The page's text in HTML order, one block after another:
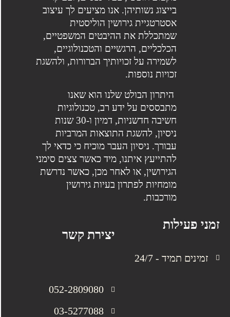
בייצוג נשותיהן. אנו מציעים לך עיצוב
אסטרטגיית גירושין הוליסטית
שמתכללת את ההיבטים המשפטיים,
הכלכליים, הרגשיים והטכנולוגיים,
לשמירה על זכויותיך הברורות, ולהשגת
זכויות נוספות.
היתרון הבולט שלנו הוא שאנו
מתבססים על ידע רב, טכנולוגיות
חשיבה חדשניות, דמיון ו-30 שנות
ניסיון, להשגת התוצאות המרביות
עבורך. ניסיון העבר מוכיח כי כדאי לך
להתייעץ איתנו, מיד כאשר צצים סימני
הגירושין, או לאחר מכן, כאשר נדרשת
מומחיות לפתרון בעיות גירושין
מורכבות.
זמני פעילות
זמינים תמיד - 24/7
יצירת קשר
052-2809080
03-5277088